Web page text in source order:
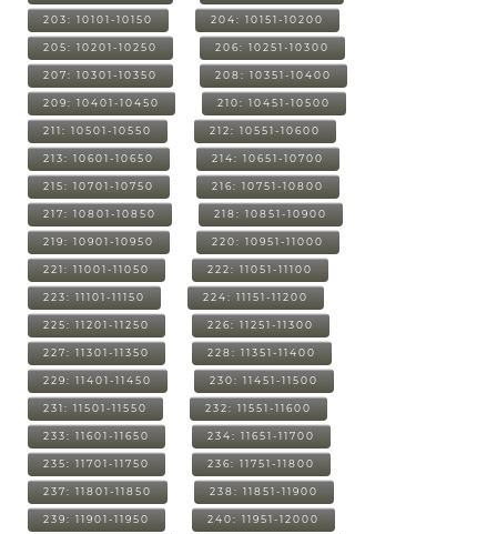
203: 10101-10150 204: 10151-10200
205: 10201-10250 206: 10251-10300
207: 10301-10350 208: 10351-10400
209: 10401-10450 210: 10451-10500
211: 10501-10550 212: 10551-10600
213: 10601-10650 214: 10651-10700
215: 10701-10750 216: 10751-10800
217: 10801-10850 218: 10851-10900
219: 10901-10950 220: 10951-11000
221: 11001-11050 222: 11051-11100
223: 11101-11150 224: 11151-11200
225: 11201-11250 226: 11251-11300
227: 11301-11350 228: 11351-11400
229: 11401-11450 230: 11451-11500
231: 11501-11550 232: 11551-11600
233: 11601-11650 234: 11651-11700
235: 11701-11750 236: 11751-11800
237: 11801-11850 238: 11851-11900
239: 11901-11950 240: 11951-12000